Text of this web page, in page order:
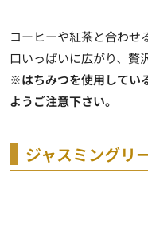
コーヒーや紅茶と合わせ
口いっぱいに広がり、贅
※はちみつを使用してい
ようご注意下さい。
ジャスミングリ